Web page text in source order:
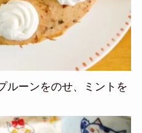
ルーンをのせ、ミントを